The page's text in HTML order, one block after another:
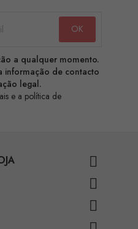
a qualquer momento.
informação de contacto
legal.
e a política de


